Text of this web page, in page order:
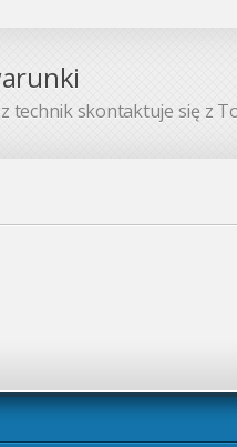
technik skontaktuje się z